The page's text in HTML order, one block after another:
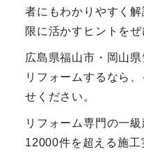
者にもわかりやすく
限に活かすヒントをぜ
広島県福山市・岡山
リフォームするなら
せください。
リフォーム専門の一
12000件を超える施工